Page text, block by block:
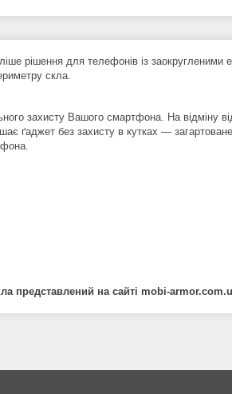
рішення для телефонів із заокругленими
скла.
захисту Вашого смартфона. На відміну
ґаджет без захисту в кутках —
представлений на сайті mobi-